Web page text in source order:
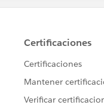
いました。